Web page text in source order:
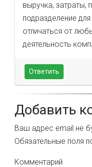
выручка, затраты,
подразделение
отличаться от
деятельность
Ответить
Добавить
Ваш адрес email не
Обязательные поля
Комментарий